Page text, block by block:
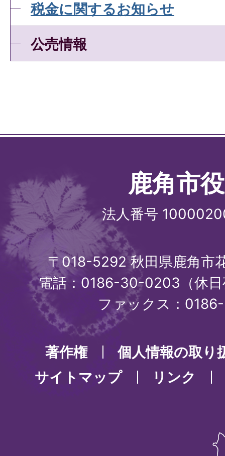
税金に関するお知らせ
公売情報
鹿角市
法人番号
〒018-5292 秋田県鹿角市
電話：0186-30-0203（休
ファックス：
著作権
個人情報の取り
サイトマップ
リンク